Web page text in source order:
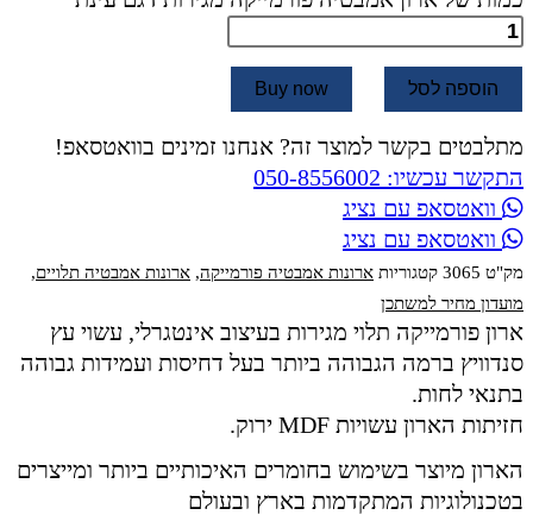
הוספה לסל Buy now
מתלבטים בקשר למוצר זה? אנחנו זמינים בוואטסאפ!
התקשר עכשיו: 050-8556002
וואטסאפ עם נציג
וואטסאפ עם נציג
מק"ט 3065 קטגוריות ארונות אמבטיה פורמייקה, ארונות אמבטיה תלויים,
מועדון מחיר למשתכן
ארון פורמייקה תלוי מגירות בעיצוב אינטגרלי, עשוי עץ
סנדוויץ ברמה הגבוהה ביותר בעל דחיסות ועמידות גבוהה
בתנאי לחות.
חזיתות הארון עשויות MDF ירוק.
הארון מיוצר בשימוש בחומרים האיכותיים ביותר ומייצרים
בטכנולוגיות המתקדמות בארץ ובעולם